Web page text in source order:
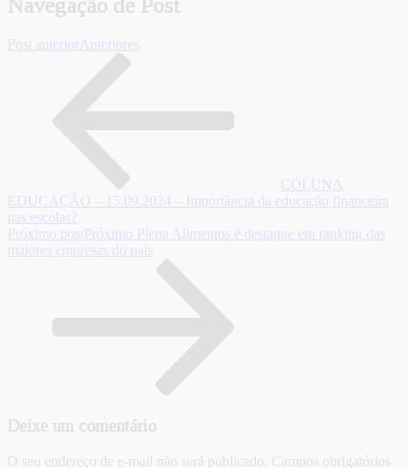
Navegação de Post
Post anterior Anteriores
COLUNA
EDUCAÇÃO – 15.09.2024 – Importância da educação financeira
nas escolas?
Próximo post Próximo Plena Alimentos é destaque em ranking das
maiores empresas do país
Deixe um comentário
O seu endereço de e-mail não será publicado. Campos obrigatórios